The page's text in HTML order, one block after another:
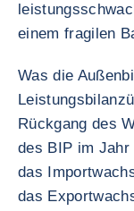
einem fragilen
Was die
Rückgang des
des BIP im
das
das